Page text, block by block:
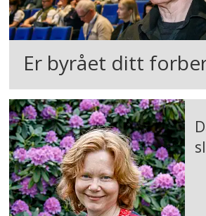
Er byrået ditt